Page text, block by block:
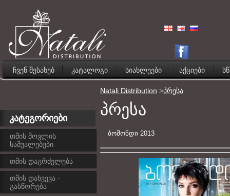
ჩვენ შესახებ კატალოგი სიახლეები აქციები
კატეგორიები
თმის მოვლის
საშუალებები
თმის დაგრძელება
თმის დახვევა -
გასწორება
Natali Distribution >პრესა
პრესა
ბომონდი 2013